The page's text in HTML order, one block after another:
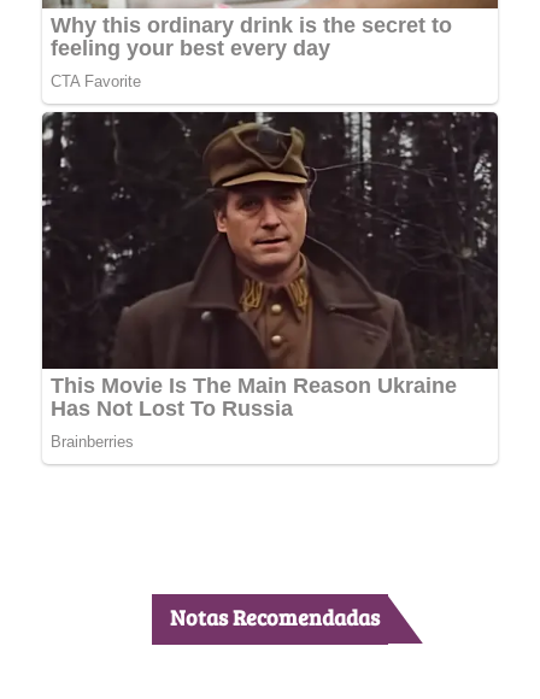
Notas Recomendadas